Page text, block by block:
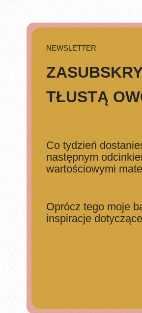
NEWSLETTER
TŁUSTĄ
Co tydzień
następnym
wartościowymi
Oprócz tego moje
inspiracje dotyczące